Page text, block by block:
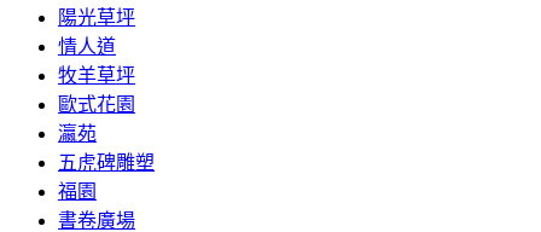
陽光草坪
情人道
牧羊草坪
歐式花園
瀛苑
五虎碑雕塑
福園
書卷廣場